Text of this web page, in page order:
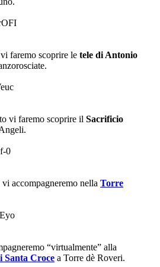
faremo scoprire le tele di Antonio
vi faremo scoprire il Sacrificio
0
accompagneremo nella Torre
“virtualmente” alla
Santa Croce a Torre dè Roveri.